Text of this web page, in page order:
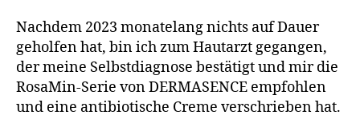
Nachdem 2023 monatelang nichts auf Dauer
geholfen hat, bin ich zum Hautarzt gegangen,
der meine Selbstdiagnose bestätigt und mir die
RosaMin-Serie von DERMASENCE empfohlen
und eine antibiotische Creme verschrieben hat.